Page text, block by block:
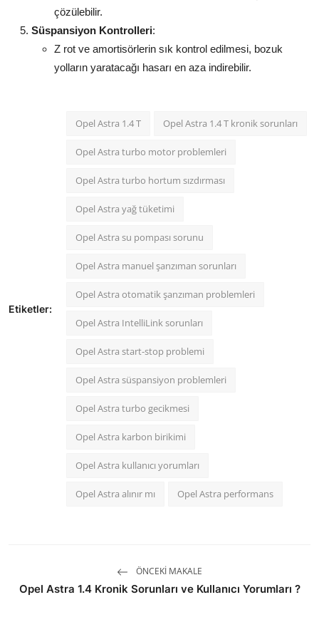
çözülebilir.
Süspansiyon Kontrolleri:
Z rot ve amortisörlerin sık kontrol edilmesi, bozuk
yolların yaratacağı hasarı en aza indirebilir.
Etiketler:
Opel Astra 1.4 T Opel Astra 1.4 T kronik sorunları
Opel Astra turbo motor problemleri
Opel Astra turbo hortum sızdırması
Opel Astra yağ tüketimi
Opel Astra su pompası sorunu
Opel Astra manuel şanzıman sorunları
Opel Astra otomatik şanzıman problemleri
Opel Astra IntelliLink sorunları
Opel Astra start-stop problemi
Opel Astra süspansiyon problemleri
Opel Astra turbo gecikmesi
Opel Astra karbon birikimi
Opel Astra kullanıcı yorumları
Opel Astra alınır mı Opel Astra performans
ÖNCEKI MAKALE
Opel Astra 1.4 Kronik Sorunları ve Kullanıcı Yorumları ?